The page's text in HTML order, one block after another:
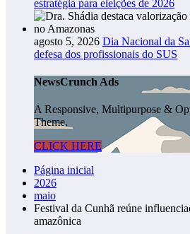
estratégia para eleições de 2026
agosto 5, 2026 Dia Nacional da
defesa dos profissionais do SUS
NewsCrunch Ads
A Responsive, Multipurpose &
Theme.
CLICK HERE
Página inicial
2026
maio
Festival da Cunhã reúne
amazônica